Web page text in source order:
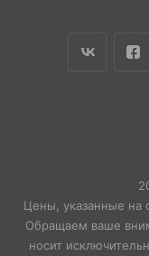
Цены, указанные на
Обращаем ваше
носит